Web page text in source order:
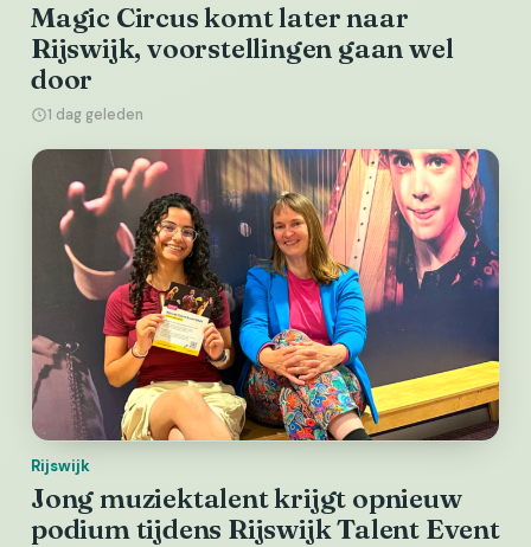
Magic Circus komt later naar
Rijswijk, voorstellingen gaan wel
door
1 dag geleden
Rijswijk
Jong muziektalent krijgt opnieuw
podium tijdens Rijswijk Talent Event